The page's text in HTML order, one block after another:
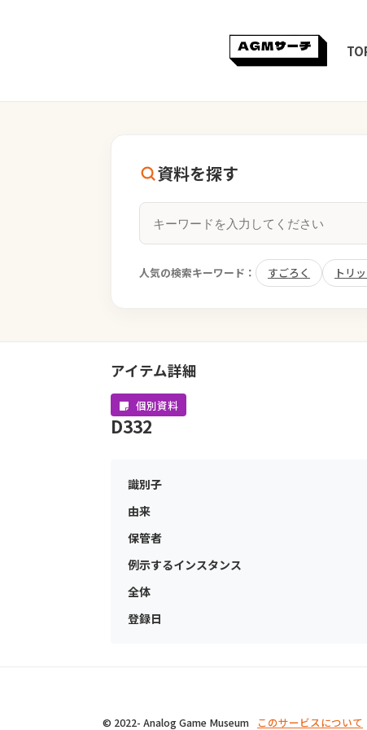
資料を探す
人気の検索キーワード： すごろく トリ
アイテム詳細
個別資料
D332
識別子
由来
保管者
例示するインスタンス
全体
登録日
© 2022- Analog Game Museum このサービスについて